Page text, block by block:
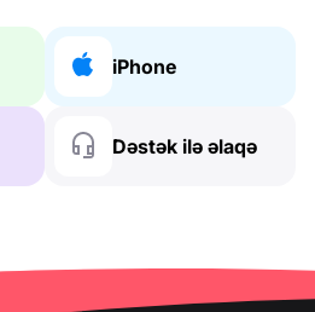
iPhone
Dəstək ilə əlaqə